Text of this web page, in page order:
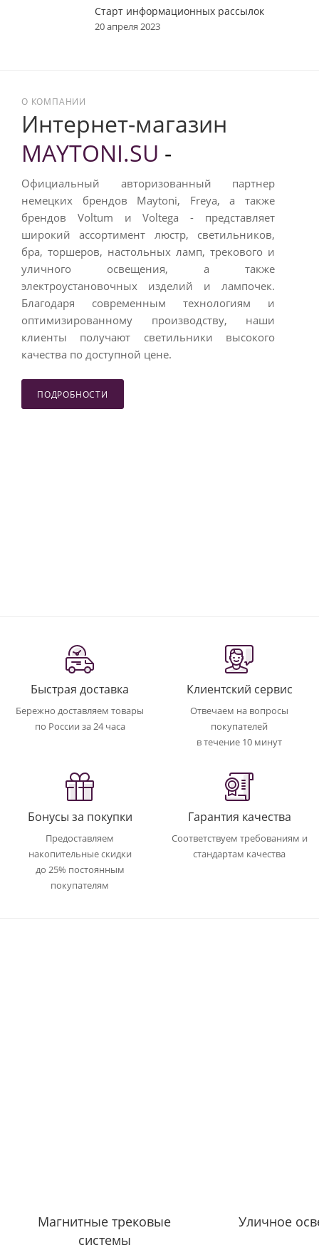
20 апреля 2023
Старт информационных рассылок
О КОМПАНИИ
Интернет-магазин
MAYTONI.SU -
Официальный авторизованный партнер
немецких брендов Maytoni, Freya, а также
брендов Voltum и Voltega - представляет
широкий ассортимент люстр, светильников,
бра, торшеров, настольных ламп, трекового и
уличного освещения, а также
электроустановочных изделий и лампочек.
Благодаря современным технологиям и
оптимизированному производству, наши
клиенты получают светильники высокого
качества по доступной цене.
ПОДРОБНОСТИ
Быстрая доставка
Бережно доставляем товары
по России за 24 часа
Клиентский сервис
Отвечаем на вопросы
покупателей
в течение 10 минут
Бонусы за покупки
Предоставляем
накопительные скидки
до 25% постоянным
покупателям
Гарантия качества
Соответствуем требованиям и
стандартам качества
Магнитные трековые
системы
Уличное